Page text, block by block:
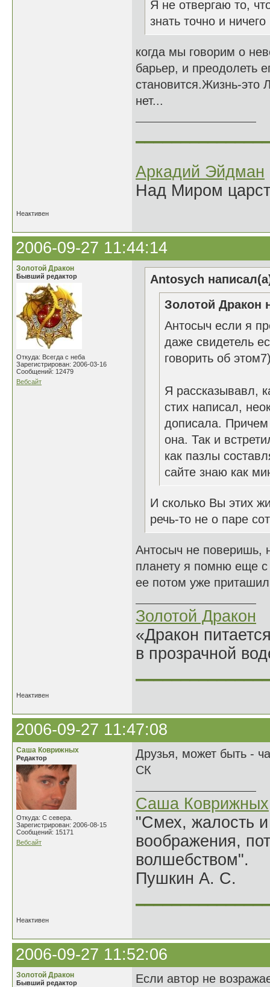
Я не отвергаю то,
знать точно и
когда мы говорим о
барьер, и преодолеть
становится.Жизнь-это
нет...
Аркадий Эйдман
Над Миром
Неактивен
2006-09-27 11:44:14
Золотой Дракон
Бывший редактор
Откуда: Всегда с неба
Зарегистрирован: 2006-03-16
Сообщений: 12479
Вебсайт
Antosych
Золотой Дракон
Антосыч если я
даже свидетель
говорить об
Я рассказывавл,
стих написал,
дописала. Причем
она. Так и
как пазлы
сайте знаю как
И сколько Вы этих
речь-то не о паре
Антосыч не поверишь,
планету я помню еще с
ее потом уже
Золотой Дракон
«Дракон
в прозрачной
Неактивен
2006-09-27 11:47:08
Саша Коврижных
Редактор
Откуда: С севера.
Зарегистрирован: 2006-08-15
Сообщений: 15171
Вебсайт
Друзья, может быть -
СК
Саша Коврижных
"Смех, жалость
воображения,
волшебством".
Пушкин А. С.
Неактивен
2006-09-27 11:52:06
Золотой Дракон
Бывший редактор
Если автор не